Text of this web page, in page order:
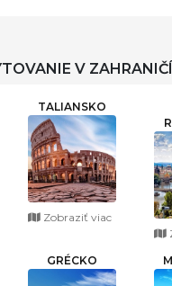
V ZAHRANIČÍ
TALIANSKO
Zobraziť viac
GRÉCKO